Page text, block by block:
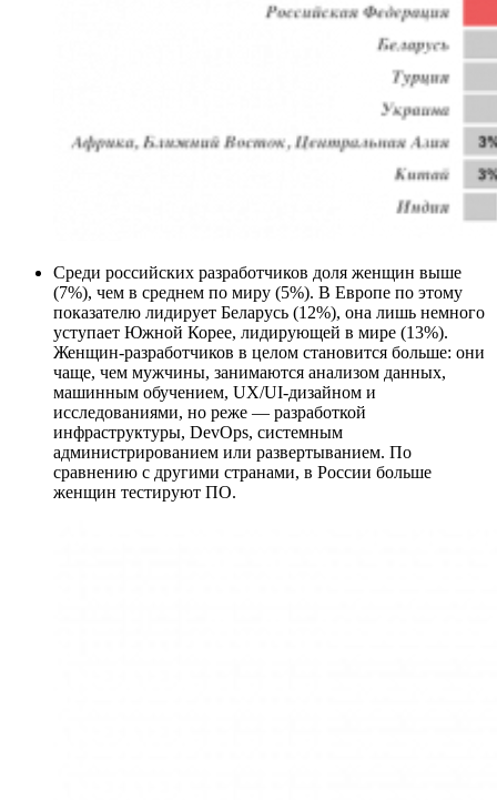
Среди российских разработчиков доля женщин выше
(7%), чем в среднем по миру (5%). В Европе по этому
показателю лидирует Беларусь (12%), она лишь немного
уступает Южной Корее, лидирующей в мире (13%).
Женщин-разработчиков в целом становится больше: они
чаще, чем мужчины, занимаются анализом данных,
машинным обучением, UX/UI-дизайном и
исследованиями, но реже — разработкой
инфраструктуры, DevOps, системным
администрированием или развертыванием. По
сравнению с другими странами, в России больше
женщин тестируют ПО.